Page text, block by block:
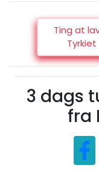
Ting at
Tyrkiet
3 dags
fra